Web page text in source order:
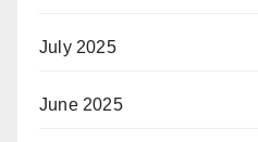
July 2025
June 2025